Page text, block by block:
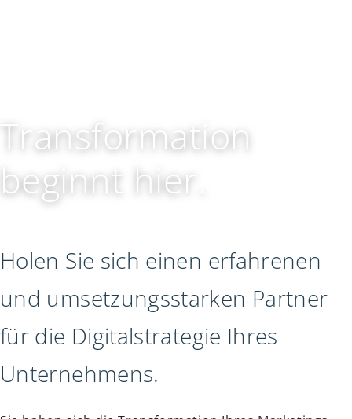
Transformation
beginnt hier.
Holen Sie sich einen erfahrenen
und umsetzungsstarken Partner
für die Digitalstrategie Ihres
Unternehmens.